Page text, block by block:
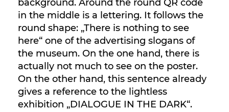
background. Around the round QR code
in the middle is a lettering. It follows the
round shape: „There is nothing to see
here“ one of the advertising slogans of
the museum. On the one hand, there is
actually not much to see on the poster.
On the other hand, this sentence already
gives a reference to the lightless
exhibition „DIALOGUE IN THE DARK“.